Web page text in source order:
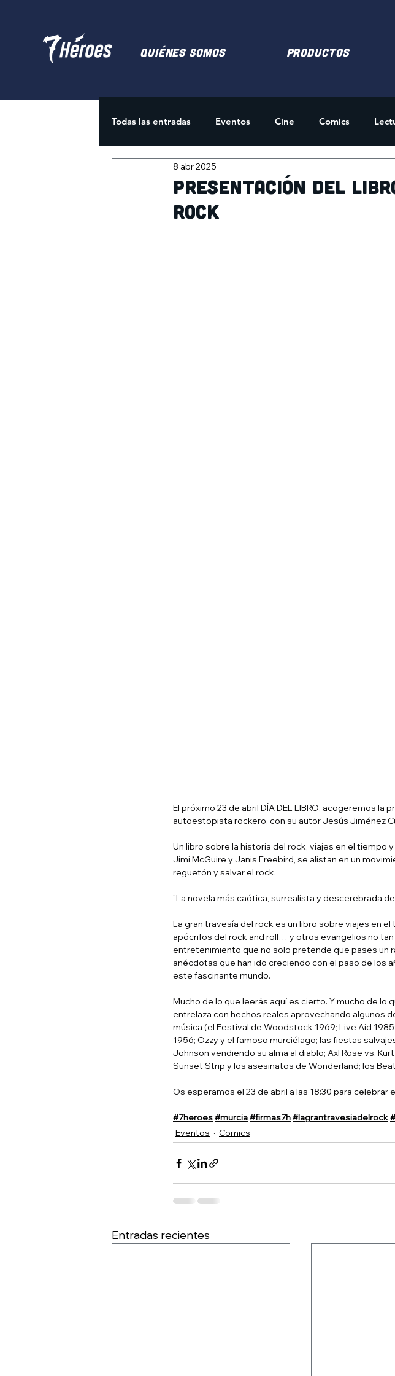
Quiénes somos PRODUCTOS
Todas las entradas Eventos Cine Comics
Juegos de Cartas
Presentación del
rock
8 abr 2025
El próximo 23 de abril DÍA DEL LIBRO, acogeremos
autoestopista rockero, con su autor Jesús Jiménez
Un libro sobre la historia del rock, viajes en el tiempo
Jimi McGuire y Janis Freebird, se alistan en un
reguetón y salvar el rock.
"La novela más caótica, surrealista y descerebrada
La gran travesía del rock es un libro sobre viajes en
apócrifos del rock and roll… y otros evangelios no
entretenimiento que no solo pretende que pases un
anécdotas que han ido creciendo con el paso de los
este fascinante mundo.
Mucho de lo que leerás aquí es cierto. Y mucho de lo
entrelaza con hechos reales aprovechando algunos
música (el Festival de Woodstock 1969; Live Aid
1956; Ozzy y el famoso murciélago; las fiestas
Johnson vendiendo su alma al diablo; Axl Rose vs.
Sunset Strip y los asesinatos de Wonderland; los
Os esperamos el 23 de abril a las 18:30 para celebrar
#7heroes#murcia#firmas7h#lagrantravesiadelrock
Eventos
Comics
Entradas recientes